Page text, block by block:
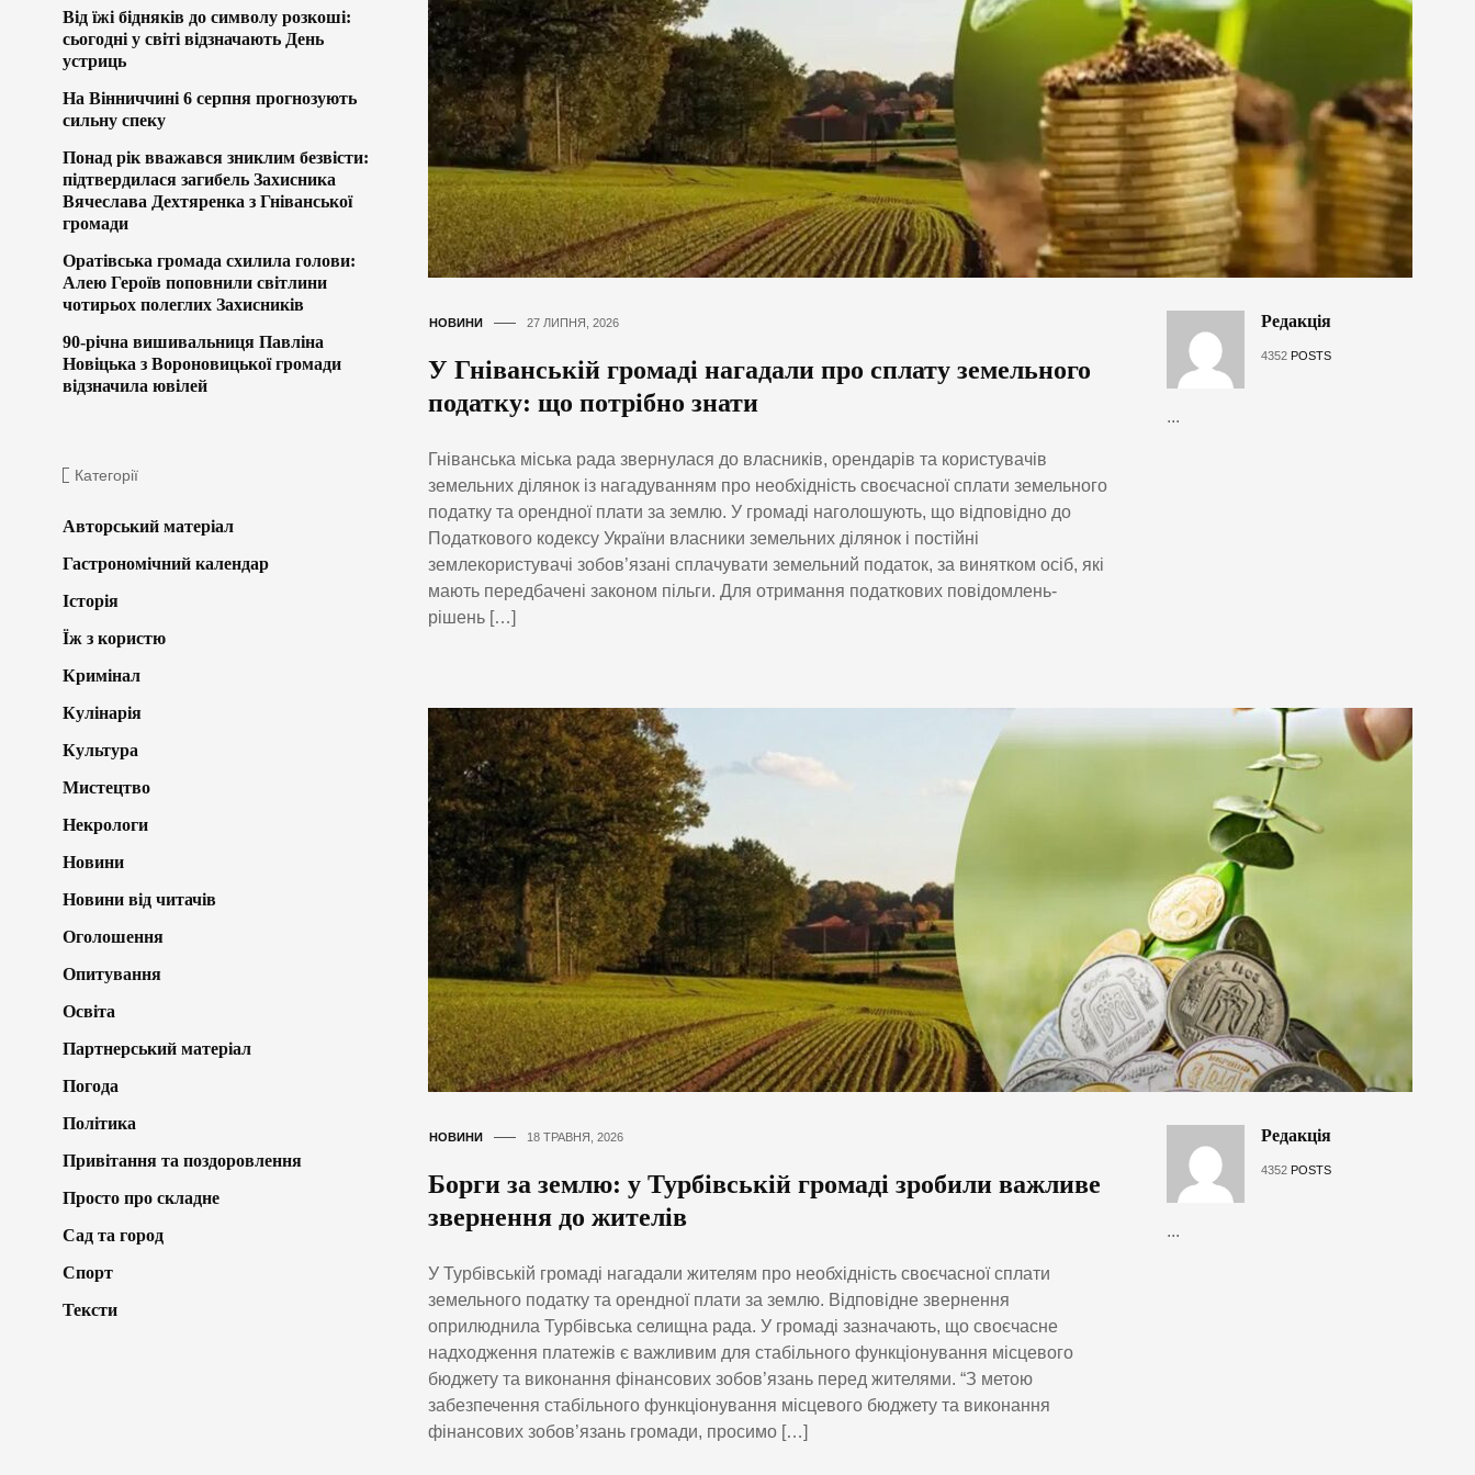
НОВИНИ 27 ЛИПНЯ, 2026
У Гніванській громаді нагадали про сплату земельного
податку: що потрібно знати
Гніванська міська рада звернулася до власників, орендарів та користувачів
земельних ділянок із нагадуванням про необхідність своєчасної сплати земельного
податку та орендної плати за землю. У громаді наголошують, що відповідно до
Податкового кодексу України власники земельних ділянок і постійні
землекористувачі зобов’язані сплачувати земельний податок, за винятком осіб, які
мають передбачені законом пільги. Для отримання податкових повідомлень-
рішень […]
Редакція
4352 POSTS
...
НОВИНИ 18 ТРАВНЯ, 2026
Борги за землю: у Турбівській громаді зробили важливе
звернення до жителів
У Турбівській громаді нагадали жителям про необхідність своєчасної сплати
земельного податку та орендної плати за землю. Відповідне звернення
оприлюднила Турбівська селищна рада. У громаді зазначають, що своєчасне
надходження платежів є важливим для стабільного функціонування місцевого
бюджету та виконання фінансових зобов’язань перед жителями. “З метою
забезпечення стабільного функціонування місцевого бюджету та виконання
фінансових зобов’язань громади, просимо […]
Редакція
4352 POSTS
...
Від їжі бідняків до символу розкоші:
сьогодні у світі відзначають День
устриць
На Вінниччині 6 серпня прогнозують
сильну спеку
Понад рік вважався зниклим безвісти:
підтвердилася загибель Захисника
Вячеслава Дехтяренка з Гніванської
громади
Оратівська громада схилила голови:
Алею Героїв поповнили світлини
чотирьох полеглих Захисників
90-річна вишивальниця Павліна
Новіцька з Вороновицької громади
відзначила ювілей
Категорії
Авторський матеріал
Гастрономічний календар
Історія
Їж з користю
Кримінал
Кулінарія
Культура
Мистецтво
Некрологи
Новини
Новини від читачів
Оголошення
Опитування
Освіта
Партнерський матеріал
Погода
Політика
Привітання та поздоровлення
Просто про складне
Сад та город
Спорт
Тексти